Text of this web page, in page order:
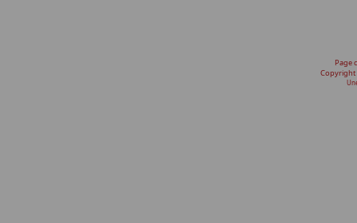
Page
Copyright